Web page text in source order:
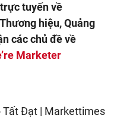
tuyến về
hiệu, Quảng
các chủ đề về
Marketer
Tất Đạt | Markettimes